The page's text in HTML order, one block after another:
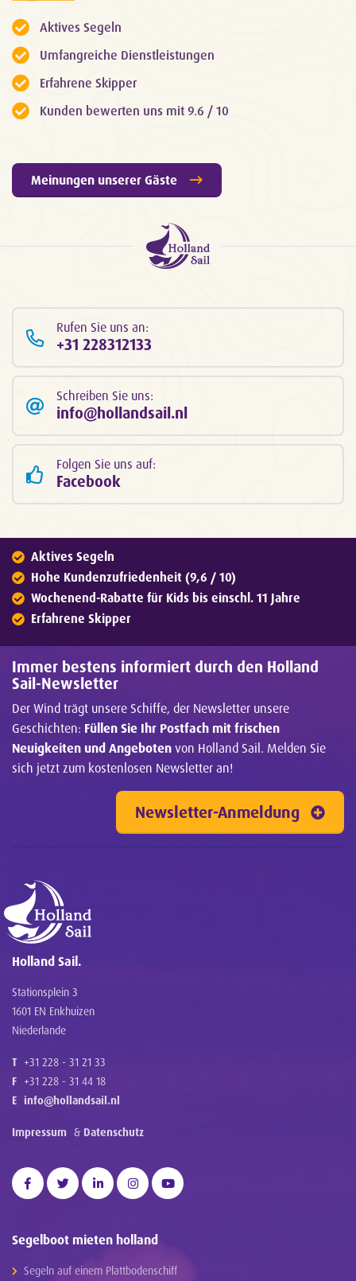
Aktives Segeln
Umfangreiche Dienstleistungen
Erfahrene Skipper
Kunden bewerten uns mit 9.6 / 10
Meinungen unserer Gäste
Rufen Sie uns an:
+31 228312133
Schreiben Sie uns:
info@hollandsail.nl
Folgen Sie uns auf:
Facebook
Aktives Segeln
Hohe Kundenzufriedenheit (9,6 / 10)
Wochenend-Rabatte für Kids bis einschl. 11 Jahre
Erfahrene Skipper
Immer bestens informiert durch den Holland
Sail-Newsletter
Der Wind trägt unsere Schiffe, der Newsletter unsere
Geschichten: Füllen Sie Ihr Postfach mit frischen
Neuigkeiten und Angeboten von Holland Sail. Melden Sie
sich jetzt zum kostenlosen Newsletter an!
Newsletter-Anmeldung
Holland Sail.
Stationsplein 3
1601 EN Enkhuizen
Niederlande
T +31 228 - 31 21 33
F +31 228 - 31 44 18
E info@hollandsail.nl
Impressum & Datenschutz
Segelboot mieten holland
Segeln auf einem Plattbodenschiff